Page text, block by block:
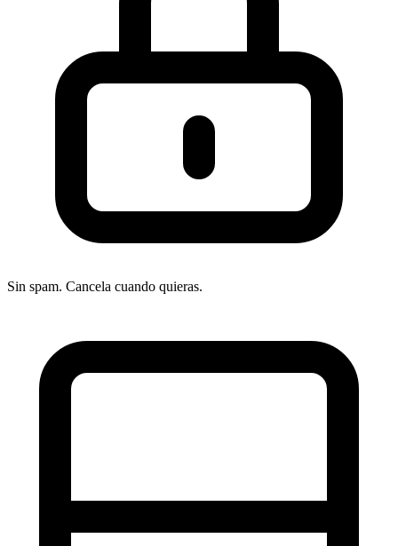
Sin spam. Cancela cuando quieras.